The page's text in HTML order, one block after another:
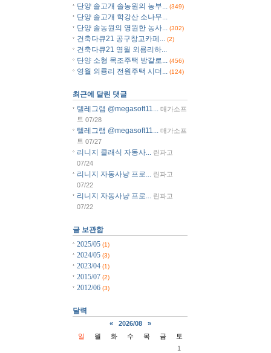
단양 솔고개 솔농원의 농부... (349)
단양 솔고개 학강산 소나무...
단양 솔농원의 영원한 농사...
(302)
건축다큐21 공구창고카페... (2)
건축다큐21 영월 외룡리하...
단양 소형 목조주택 방갈로...
(456)
영월 외룡리 전원주택 시더... (124)
최근에 달린 댓글
텔레그램 @megasoft11...
매가소프
트 07/28
텔레그램 @megasoft11... 매가소프
트 07/27
리니지 클래식 자동사...
린파고
07/24
리니지 자동사냥 프로...
린파고
07/22
리니지 자동사냥 프로...
린파고
07/22
글 보관함
2025/05 (1)
2024/05 (3)
2023/04 (1)
2015/07 (2)
2012/06 (3)
달력
« 2026/08
»
일
월 화 수 목 금
토
1